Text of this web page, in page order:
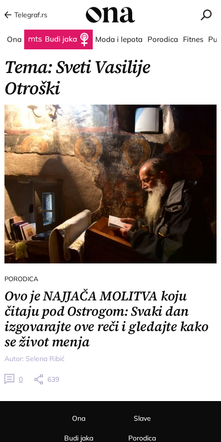
Telegraf.rs
Ona Budi jaka Moda i lepota Porodica Fitnes
Tema: Sveti Vasilije
Otroški
PORODICA
Ovo je NAJJAČA MOLITVA koju
čitaju pod Ostrogom: Svaki dan
izgovarajte ove reči i gledajte kako
se život menja
Autor: Selena Ribić
0 639
Ona
Budi jaka
Slave
Porodica